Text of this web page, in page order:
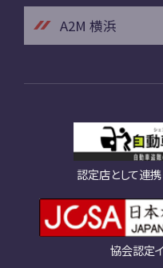
A2M 横浜
認定店として連
協会認定